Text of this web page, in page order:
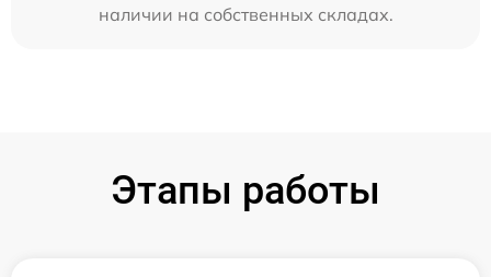
наличии на собственных складах.
Этапы работы